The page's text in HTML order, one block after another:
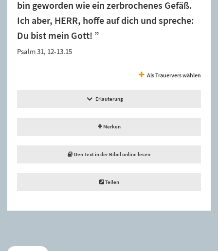
bin geworden wie ein zerbrochenes Gefäß.
Ich aber, HERR, hoffe auf dich und spreche:
Du bist mein Gott! ”
Psalm 31, 12-13.15
Als Trauervers wählen
Erläuterung
Merken
Den Text in der Bibel online lesen
Teilen